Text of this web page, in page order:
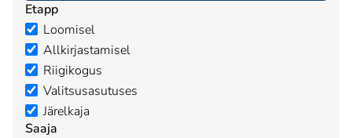
Etapp
Loomisel
Allkirjastamisel
Riigikogus
Valitsusasutuses
Järelkaja
Saaja